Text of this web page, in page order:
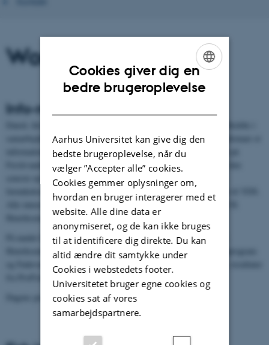
Workshop
Info-møde om vaccination af fisk
samarbejde med praktiserende fiskedyrlæger og vaccinefabrikantfirmaer et
informationsmøde om vaccination af fisk tirsdag d. 10. maj 2016 på
Ferskvandscenteret i Silkeborg. På mødet blev der orienteret om den
seneste nye viden om vaccination mod rødmundsyge (dambrug),
furunkulose/vibriose (havbrug) og også lidt om status på vaccine til YDS.
Alle interesserede var velkomne. Mødet var økonomisk støttet af H.
Henriksens Fond.
På mødet blev resultater fra forsøg og undersøgelser støttet af H.
Henriksens Fond, det Strategiske Forskningsråd, EU's 7. rammeprogram
og Fødevareministeriets GUDP-program fremlagt, herunder bl.a. resultater
Dagens program kan sesher .
ENGLISH
Cookies giver dig en
bedre brugeroplevelse
Aarhus Universitet kan give dig den
bedste brugeroplevelse, når du
vælger ”Accepter alle” cookies.
Cookies gemmer oplysninger om,
hvordan en bruger interagerer med et
website. Alle dine data er
anonymiseret, og de kan ikke bruges
til at identificere dig direkte. Du kan
altid ændre dit samtykke under
Cookies i webstedets footer.
Universitetet bruger egne cookies og
cookies sat af vores
samarbejdspartnere.